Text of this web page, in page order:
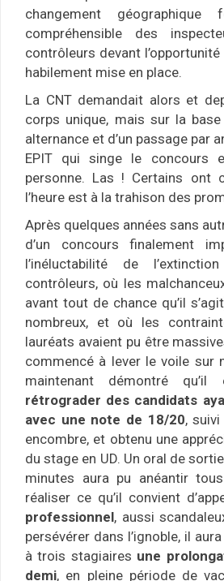
changement géographique
compréhensible des
contrôleurs devant
habilement mise en place.
La CNT demandait alors et
corps unique, mais sur la
alternance et d’un passage par
EPIT qui singe le concours
personne. Las ! Certains ont
l’heure est à la trahison des
Après quelques années sans
d’un concours finalement
l’inéluctabilité de
contrôleurs, où les
avant tout de chance qu’il
nombreux, et où les
lauréats avaient pu être
commencé à lever le voile sur
maintenant démontré
rétrograder des candidats
avec une note de 18/20,
encombre, et obtenu une
du stage en UD. Un oral de
minutes aura pu anéantir
réaliser ce qu’il convient
professionnel, aussi
persévérer dans l’ignoble, il
à trois stagiaires une
demi, en pleine période de